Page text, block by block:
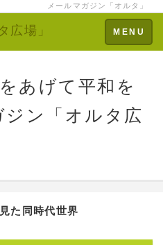
る メールマガジン「オルタ」
Toggle
navigation
MENU
広場」
あげて平和を
ン「オルタ広
た同時代世界